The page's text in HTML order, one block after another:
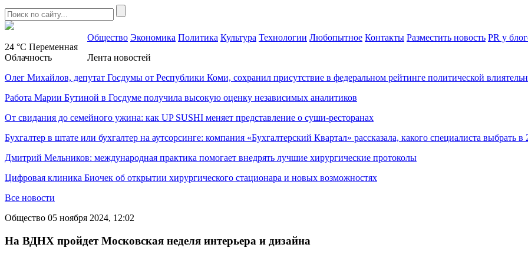
24 °C Переменная
Облачность
Общество Экономика Политика Культура Технологии Любопытное Контакты Разместить новость PR у
Лента новостей
Олег Михайлов, депутат Госдумы от Республики Коми, сохранил присутствие в федеральном рейтинге политической
Работа Марии Бутиной в Госдуме получила высокую оценку независимых аналитиков
От свидания до семейного ужина: как UP SUSHI меняет представление о суши-ресторанах
Бухгалтер в штате или бухгалтер на аутсорсинге: компания «Бухгалтерский Квартал» рассказала, какого специалиста выбрать в
Дмитрий Мельников: международная практика помогает внедрять лучшие хирургические протоколы
Цифровая клиника Биочек об открытии хирургического стационара и новых возможностях
Все новости
Общество 05 ноября 2024, 12:02
На ВДНХ пройдет Московская неделя интерьера и дизайна